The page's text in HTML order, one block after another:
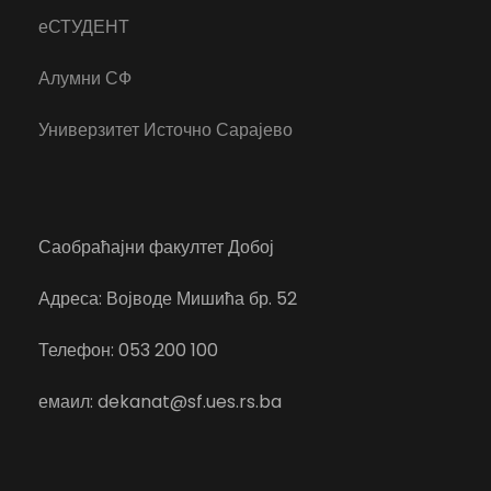
еСТУДЕНТ
Алумни СФ
Универзитет Источно Сарајево
Саобраћајни факултет Добој
Адреса: Војводе Мишића бр. 52
Телефон: 053 200 100
емаил: dekanat@sf.ues.rs.ba